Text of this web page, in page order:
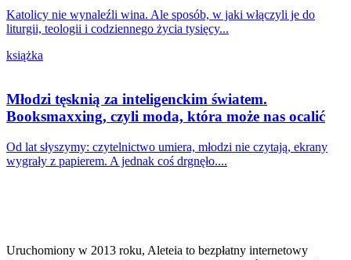
Katolicy nie wynaleźli wina. Ale sposób, w jaki włączyli je do
liturgii, teologii i codziennego życia tysięcy...
książka
Młodzi tęsknią za inteligenckim światem.
Booksmaxxing, czyli moda, która może nas ocalić
Od lat słyszymy: czytelnictwo umiera, młodzi nie czytają, ekrany
wygrały z papierem. A jednak coś drgnęło....
Uruchomiony w 2013 roku, Aleteia to bezpłatny internetowy